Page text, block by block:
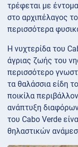
τρέφεται με
στο αρχιπέλαγος
περισσότερα
Η νυχτερίδα του
άγριας ζωής του
περισσότερο
τα θαλάσσια είδη
ποικίλα
ανάπτυξη
του Cabo Verde
θηλαστικών